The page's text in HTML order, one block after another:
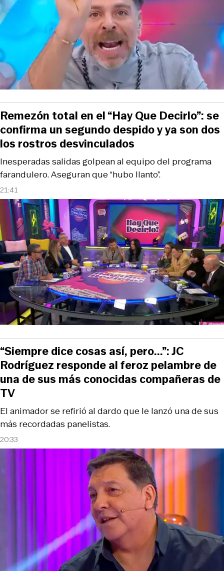
21:41
Inesperadas salidas golpean al equipo del programa
farandulero. Aseguran que “hubo llanto”.
Remezón total en el “Hay Que Decirlo”: se
confirma un segundo despido y ya son dos
los rostros desvinculados
20:33
El animador se refirió al dardo que le lanzó una de sus
más recordadas panelistas.
“Siempre dice cosas así, pero...”: JC
Rodríguez responde al feroz pelambre de
una de sus más conocidas compañeras de
TV